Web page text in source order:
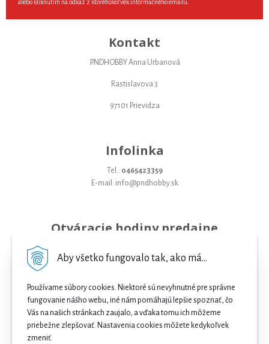
Aby všetko fungovalo tak, ako má...
Používame súbory cookies. Niektoré sú nevyhnutné pre správne
fungovanie nášho webu, iné nám pomáhajú lepšie spoznať, čo
Vás na našich stránkach zaujalo, a vďaka tomu ich môžeme
priebežne zlepšovať. Nastavenia cookies môžete kedykoľvek
zmeniť.
alebo kliknutím na odkaz z ktoréhokoľvek informačného emailu.
Kontakt
PNDHOBBY Anna Urbanová
Rastislavova 3
97101 Prievidza
Infolinka
Tel.: 0465423359
E-mail: info@pndhobby.sk
Otváracie hodiny predajne
Streda 09-17
Štvrtok 09-17